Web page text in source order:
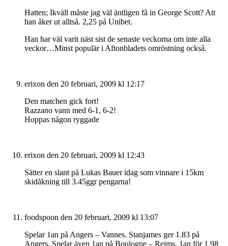
Hatten; Ikväll måste jag väl äntligen få in George Scott? Att
han åker ut alltså. 2,25 på Unibet.
Han har väl varit näst sist de senaste veckorna om inte alla
veckor…Minst populär i Aftonbladets omröstning också.
erixon den 20 februari, 2009 kl 12:17
Den matchen gick fort!
Razzano vann med 6-1, 6-2!
Hoppas någon ryggade
erixon den 20 februari, 2009 kl 12:43
Sätter en slant på Lukas Bauer idag som vinnare i 15km
skidåkning till 3.45ggr pengarna!
foodspoon den 20 februari, 2009 kl 13:07
Spelar 1an på Angers – Vannes. Stanjames ger 1.83 på
Angers. Spelar även 1an på Boulogne – Reims. 1an för 1.98